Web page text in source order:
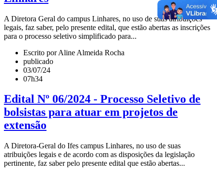
A Diretora Geral do campus Linhares, no uso de suas atribuições
legais, faz saber, pelo presente edital, que estão abertas as inscrições
para o processo seletivo simplificado para...
Escrito por Aline Almeida Rocha
publicado
03/07/24
07h34
Edital Nº 06/2024 - Processo Seletivo de
bolsistas para atuar em projetos de
extensão
A Diretora-Geral do Ifes campus Linhares, no uso de suas
atribuições legais e de acordo com as disposições da legislação
pertinente, faz saber pelo presente edital que estão abertas...